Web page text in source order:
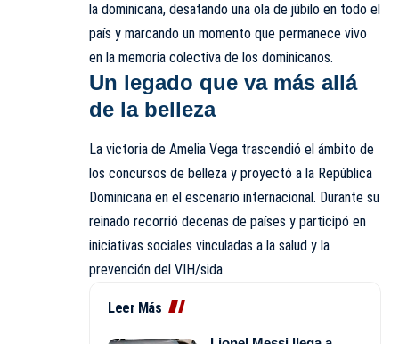
la dominicana, desatando una ola de júbilo en todo el
país y marcando un momento que permanece vivo
en la memoria colectiva de los dominicanos.
Un legado que va más allá
de la belleza
La victoria de Amelia Vega trascendió el ámbito de
los concursos de belleza y proyectó a la República
Dominicana en el escenario internacional. Durante su
reinado recorrió decenas de países y participó en
iniciativas sociales vinculadas a la salud y la
prevención del VIH/sida.
Leer Más